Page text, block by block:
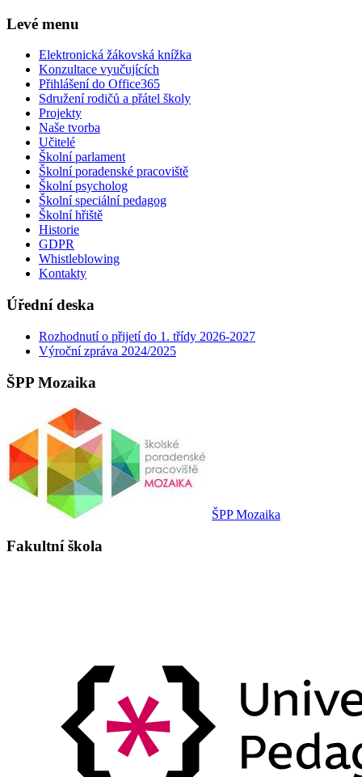
Levé menu
Elektronická žákovská knížka
Konzultace vyučujících
Přihlášení do Office365
Sdružení rodičů a přátel školy
Projekty
Naše tvorba
Učitelé
Školní parlament
Školní poradenské pracoviště
Školní psycholog
Školní speciální pedagog
Školní hřiště
Historie
GDPR
Whistleblowing
Kontakty
Úřední deska
Rozhodnutí o přijetí do 1. třídy 2026-2027
Výroční zpráva 2024/2025
ŠPP Mozaika
ŠPP Mozaika
Fakultní škola